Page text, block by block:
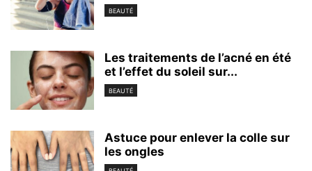
BEAUTÉ
Les traitements de l’acné en été
et l’effet du soleil sur...
BEAUTÉ
Astuce pour enlever la colle sur
les ongles